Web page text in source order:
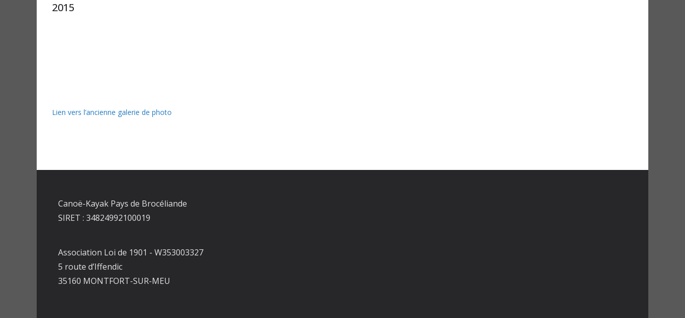
2015
Lien vers l’ancienne galerie de photo
Canoë-Kayak Pays de Brocéliande
SIRET : 34824992100019
Association Loi de 1901 - W353003327
5 route d’Iffendic
35160 MONTFORT-SUR-MEU